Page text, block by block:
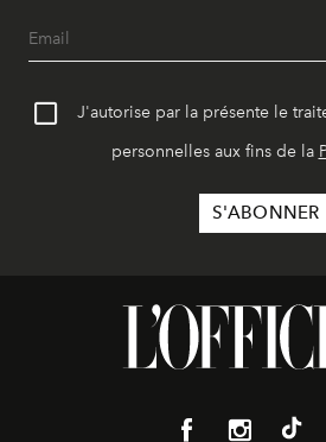
J'autorise par la présente le
personnelles aux fins de la